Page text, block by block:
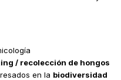
/ recolección de hongos
en la biodiversidad